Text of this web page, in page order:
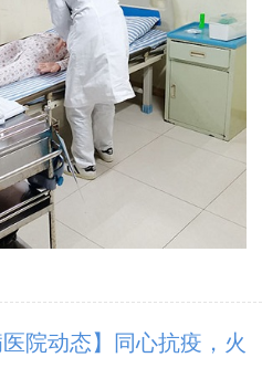
医院动态】同心抗疫，火